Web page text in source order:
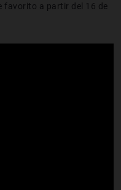
favorito a partir del 16 de